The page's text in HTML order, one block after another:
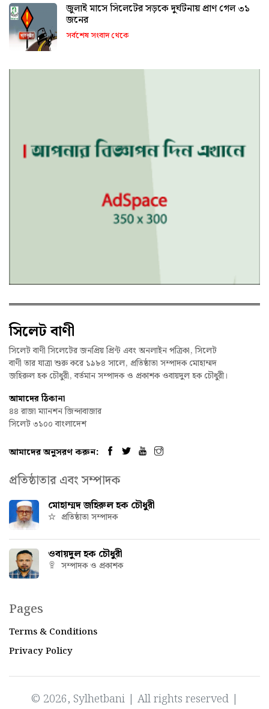
জুলাই মাসে সিলেটের সড়কে দুর্ঘটনায় প্রাণ গেল ৩১
জনের
সর্বশেষ সংবাদ থেকে
সিলেট বাণী
সিলেট বাণী সিলেটের জনপ্রিয় প্রিন্ট এবং অনলাইন পত্রিকা, সিলেট
বাণী তার যাত্রা শুরু করে ১৯৮৪ সালে, প্রতিষ্ঠাতা সম্পাদক মোহাম্মদ
জহিরুল হক চৌধুরী, বর্তমান সম্পাদক ও প্রকাশক ওবায়দুল হক চৌধুরী।
আমাদের ঠিকানা
৪৪ রাজা ম্যানশন জিন্দাবাজার
সিলেট ৩১০০ বাংলাদেশ
আমাদের অনুসরণ করুন:
প্রতিষ্ঠাতার এবং সম্পাদক
মোহাম্মদ জহিরুল হক চৌধুরী
প্রতিষ্ঠাতা সম্পাদক
ওবায়দুল হক চৌধুরী
সম্পাদক ও প্রকাশক
Pages
Terms & Conditions
Privacy Policy
© 2026, Sylhetbani | All rights reserved |